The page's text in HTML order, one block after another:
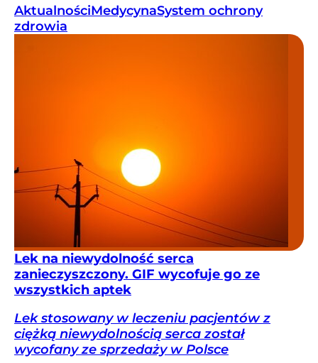
AktualnościMedycynaSystem ochrony
zdrowia
Lek na niewydolność serca
zanieczyszczony. GIF wycofuje go ze
wszystkich aptek
Lek stosowany w leczeniu pacjentów z
ciężką niewydolnością serca został
wycofany ze sprzedaży w Polsce